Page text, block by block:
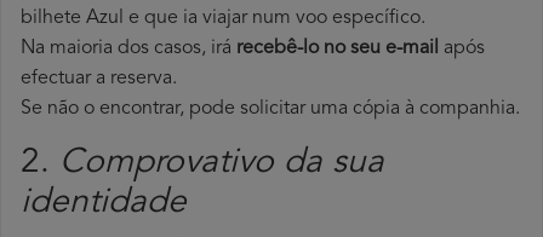
bilhete Azul e que ia viajar num voo específico.
Na maioria dos casos, irá recebê-lo no seu e-mail após
efectuar a reserva.
Se não o encontrar, pode solicitar uma cópia à companhia.
2. Comprovativo da sua
identidade